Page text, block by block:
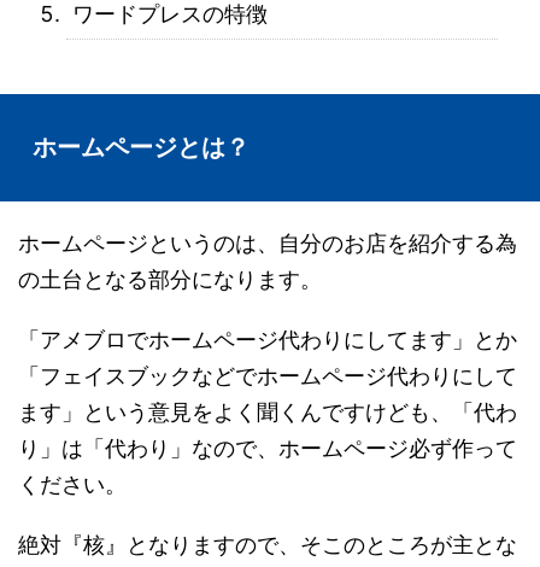
ワードプレスの特徴
ホームページとは？
ホームページというのは、自分のお店を紹介する為
の土台となる部分になります。
「アメブロでホームページ代わりにしてます」とか
「フェイスブックなどでホームページ代わりにして
ます」という意見をよく聞くんですけども、「代わ
り」は「代わり」なので、ホームページ必ず作って
ください。
絶対『核』となりますので、そこのところが主とな